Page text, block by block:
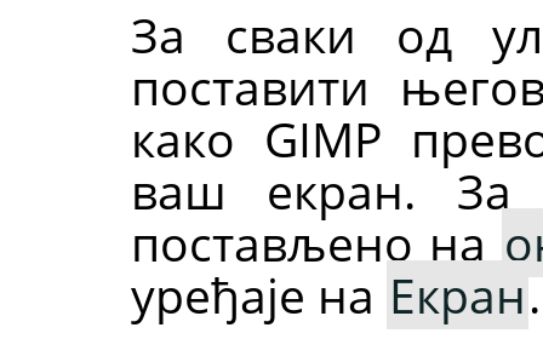
За сваки од
поставити
како GIMP
ваш екран.
постављено на
уређаје на Екран.